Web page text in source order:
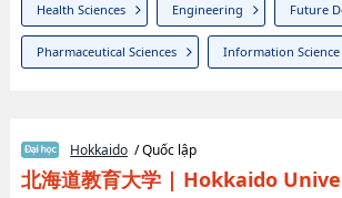
Health Sciences Engineering Future
Pharmaceutical Sciences Information
Hokkaido / Quốc lập
北海道教育大学| Hokkaido